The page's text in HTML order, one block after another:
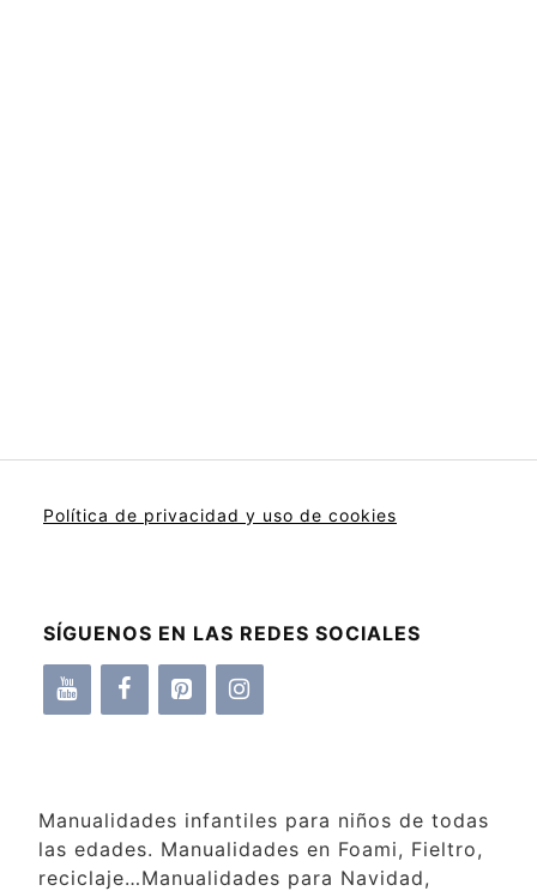
Política de privacidad y uso de cookies
SÍGUENOS EN LAS REDES SOCIALES
Manualidades infantiles para niños de todas
las edades. Manualidades en Foami, Fieltro,
reciclaje…Manualidades para Navidad,